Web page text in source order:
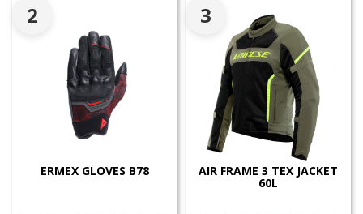
2
ERMEX GLOVES B78
3
AIR FRAME 3 TEX JACKET
60L